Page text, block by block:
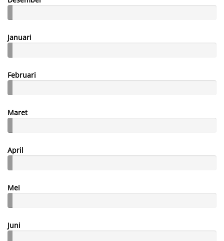
Januari
Februari
Maret
April
Mei
Juni